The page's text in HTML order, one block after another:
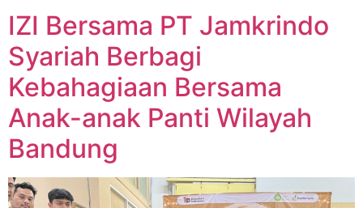
IZI Bersama PT Jamkrindo
Syariah Berbagi
Kebahagiaan Bersama
Anak-anak Panti Wilayah
Bandung